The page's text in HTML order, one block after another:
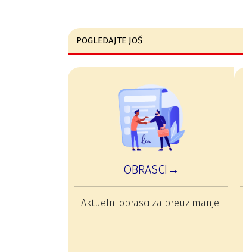
POGLEDAJTE JOŠ
OBRASCI→
Aktuelni obrasci za preuzimanje.